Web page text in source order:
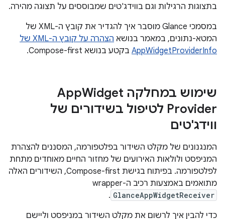
בתצוגות הרגילות וגם בווידג'טים שמבוססים על תצוגה מהירה.
במסמכי Glance מוסבר איך להגדיר את קובץ ה-XML של
המטא-נתונים, במאמר בנושא
הצהרה על קובץ ה-XML של
AppWidgetProviderInfo בקטע בנושא Compose-first.
שימוש במחלקה App Widget
Provider לטיפול בשידורים של
ווידג'טים
המנגנונים של מקלט השידור בפלטפורמה, המסננים להצהרת
המניפסט ולולאות האירועים של מחזור החיים מאוחדים מתחת
לפלטפורמה. בפיתוח בגישת Compose-first, השידורים האלה
מתואמים באמצעות רכיב ה-wrapper‏
GlanceAppWidgetReceiver
.
כדי להבין איך לרשום את מקלט השידור במניפסט וליישם